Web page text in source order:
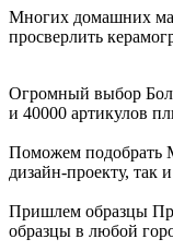
Многих домашних
просверлить
Огромный выбор
и 40000 артикулов
Поможем подобрать
дизайн-проекту, так
Пришлем образцы
образцы в любой